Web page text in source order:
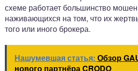
схеме работает большинство
наживающихся на том, что их
того или иного брокера.
Нашумевшая статья: Обзор
нового партнёра CRODO